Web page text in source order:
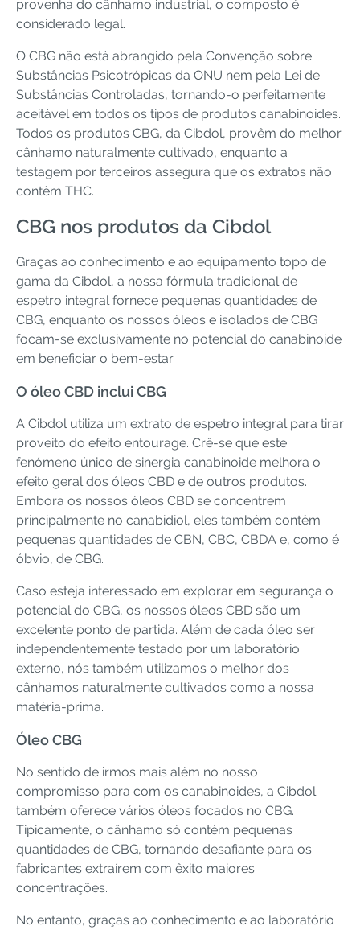
provenha do cânhamo industrial, o composto é
considerado legal.
O CBG não está abrangido pela Convenção sobre
Substâncias Psicotrópicas da ONU nem pela Lei de
Substâncias Controladas, tornando-o perfeitamente
aceitável em todos os tipos de produtos canabinoides.
Todos os produtos CBG, da Cibdol, provêm do melhor
cânhamo naturalmente cultivado, enquanto a
testagem por terceiros assegura que os extratos não
contêm THC.
CBG nos produtos da Cibdol
Graças ao conhecimento e ao equipamento topo de
gama da Cibdol, a nossa fórmula tradicional de
espetro integral fornece pequenas quantidades de
CBG, enquanto os nossos óleos e isolados de CBG
focam-se exclusivamente no potencial do canabinoide
em beneficiar o bem-estar.
O óleo CBD inclui CBG
A Cibdol utiliza um extrato de espetro integral para tirar
proveito do efeito entourage. Crê-se que este
fenómeno único de sinergia canabinoide melhora o
efeito geral dos óleos CBD e de outros produtos.
Embora os nossos óleos CBD se concentrem
principalmente no canabidiol, eles também contêm
pequenas quantidades de CBN, CBC, CBDA e, como é
óbvio, de CBG.
Caso esteja interessado em explorar em segurança o
potencial do CBG, os nossos óleos CBD são um
excelente ponto de partida. Além de cada óleo ser
independentemente testado por um laboratório
externo, nós também utilizamos o melhor dos
cânhamos naturalmente cultivados como a nossa
matéria-prima.
Óleo CBG
No sentido de irmos mais além no nosso
compromisso para com os canabinoides, a Cibdol
também oferece vários óleos focados no CBG.
Tipicamente, o cânhamo só contém pequenas
quantidades de CBG, tornando desafiante para os
fabricantes extraírem com êxito maiores
concentrações.
No entanto, graças ao conhecimento e ao laboratório